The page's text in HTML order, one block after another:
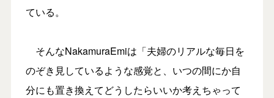
ている。
そんなNakamuraEmiは「夫婦のリアルな毎日を
のぞき見しているような感覚と、いつの間にか自
分にも置き換えてどうしたらいいか考えちゃって